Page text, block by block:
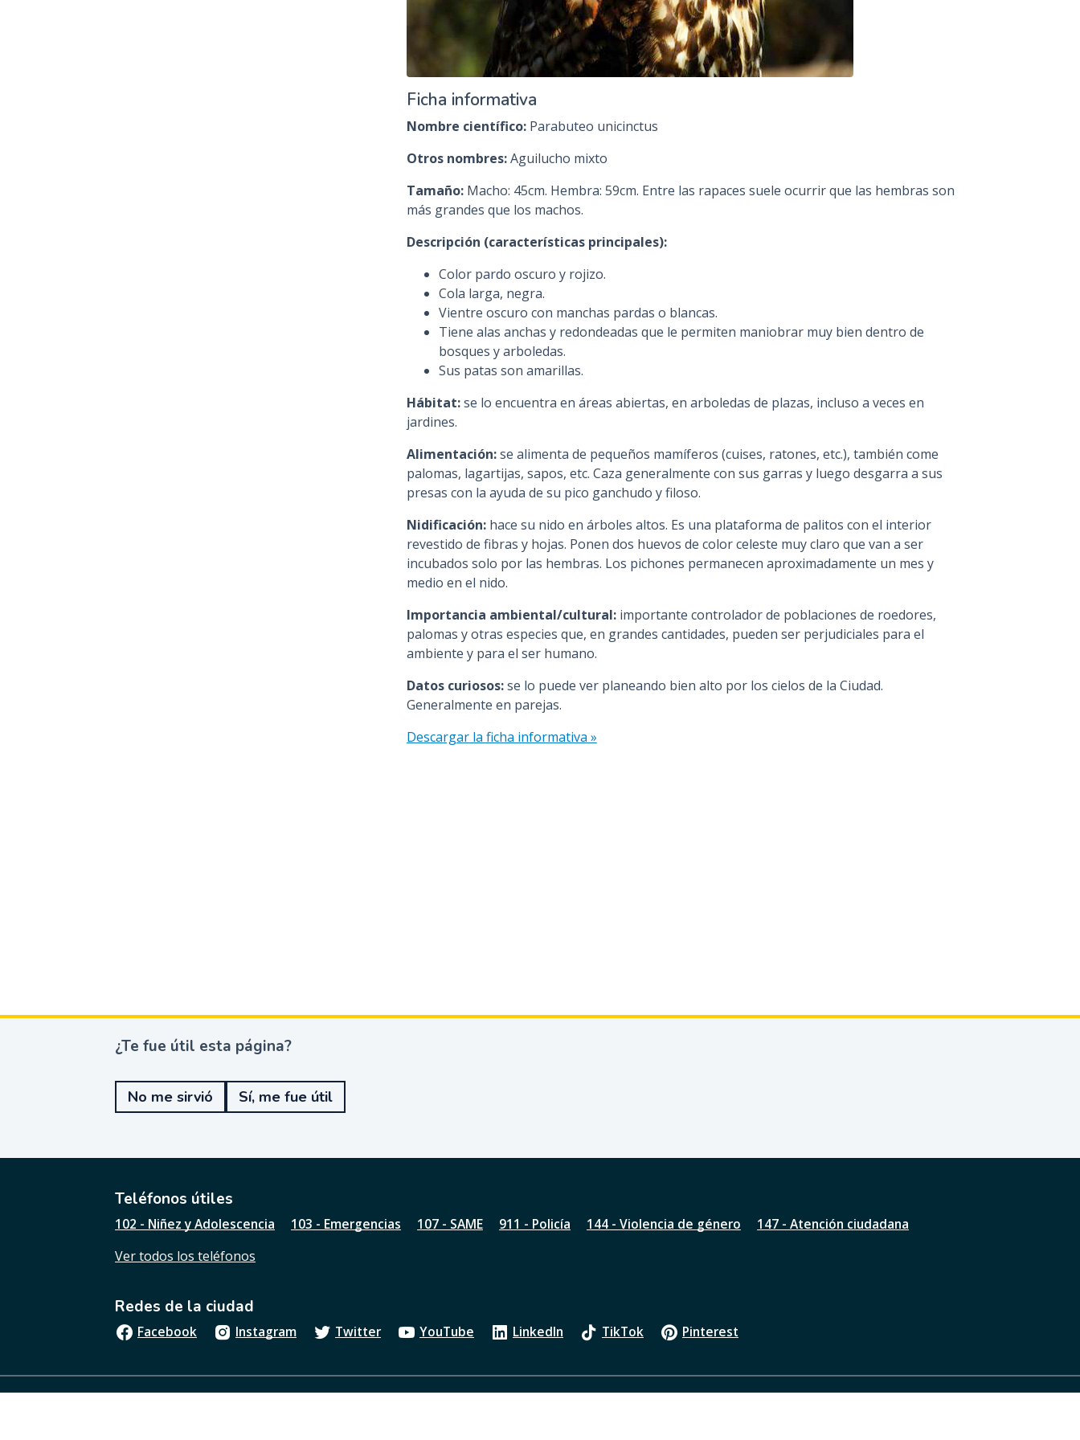
Ficha informativa
Nombre científico:Parabuteo unicinctus
Otros nombres:Aguilucho mixto
Tamaño:Macho: 45cm. Hembra: 59cm. Entre las rapaces suele ocurrir que las hembras son
más grandes que los machos.
Descripción (características principales):
Color pardo oscuro y rojizo.
Cola larga, negra.
Vientre oscuro con manchas pardas o blancas.
Tiene alas anchas y redondeadas que le permiten maniobrar muy bien dentro de
bosques y arboledas.
Sus patas son amarillas.
Hábitat:se lo encuentra en áreas abiertas, en arboledas de plazas, incluso a veces en
jardines.
Alimentación:se alimenta de pequeños mamíferos (cuises, ratones, etc.), también come
palomas, lagartijas, sapos, etc. Caza generalmente con sus garras y luego desgarra a sus
presas con la ayuda de su pico ganchudo y filoso.
Nidificación:hace su nido en árboles altos. Es una plataforma de palitos con el interior
revestido de fibras y hojas. Ponen dos huevos de color celeste muy claro que van a ser
incubados solo por las hembras. Los pichones permanecen aproximadamente un mes y
medio en el nido.
Importancia ambiental/cultural:importante controlador de poblaciones de roedores,
palomas y otras especies que, en grandes cantidades, pueden ser perjudiciales para el
ambiente y para el ser humano.
Datos curiosos:se lo puede ver planeando bien alto por los cielos de la Ciudad.
Generalmente en parejas.
Descargar la ficha informativa »
¿
e
u
t
l
s
a
g
i
n
?
¿Te fue útil esta página?
No me sirvió Sí, me fue útil
Teléfonos útiles
102 - Niñez y Adolescencia 103 - Emergencias 107 - SAME 911 - Policía 144 - Violencia de género
147 - Atención ciudadana
Ver todos los teléfonos
Redes de la ciudad
Facebook Instagram Twitter YouTube LinkedIn TikTok Pinterest